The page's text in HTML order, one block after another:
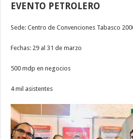
EVENTO PETROLERO
Sede: Centro de Convenciones Tabasco
Fechas: 29 al 31 de marzo
500 mdp en negocios
4 mil asistentes